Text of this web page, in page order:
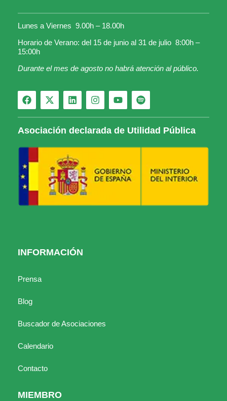
Lunes a Viernes 9.00h – 18.00h
Horario de Verano: del 15 de junio al 31 de julio 8:00h –
15:00h
Durante el mes de agosto no habrá atención al público.
Asociación declarada de Utilidad Pública
INFORMACIÓN
Prensa
Blog
Buscador de Asociaciones
Calendario
Contacto
MIEMBRO